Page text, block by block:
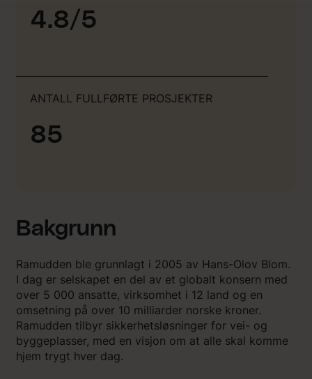
4.8/5
ANTALL FULLFØRTE PROSJEKTER
85
Bakgrunn
Ramudden ble grunnlagt i 2005 av Hans-Olov Blom.
I dag er selskapet en del av et globalt konsern med
over 5 000 ansatte, virksomhet i 12 land og en
omsetning på over 10 milliarder norske kroner.
Ramudden tilbyr sikkerhetsløsninger for vei- og
byggeplasser, med en visjon om at alle skal komme
hjem trygt hver dag.